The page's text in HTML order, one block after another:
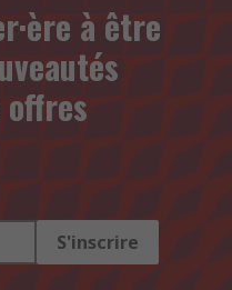
à être
S'inscrire